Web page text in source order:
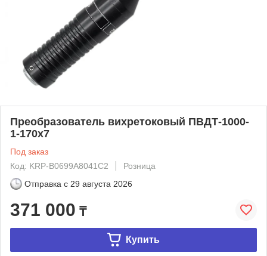
Преобразователь вихретоковый ПВДТ-1000-
1-170х7
Под заказ
Код: KRP-B0699A8041C2
Розница
Отправка с 29 августа 2026
371 000 ₸
Купить